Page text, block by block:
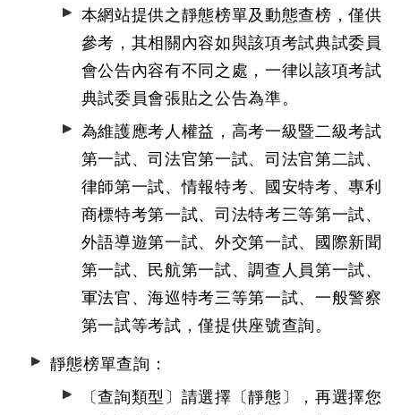
本網站提供之靜態榜單及動態查榜，僅供
參考，其相關內容如與該項考試典試委員
會公告內容有不同之處，一律以該項考試
典試委員會張貼之公告為準。
為維護應考人權益，高考一級暨二級考試
第一試、司法官第一試、司法官第二試、
律師第一試、情報特考、國安特考、專利
商標特考第一試、司法特考三等第一試、
外語導遊第一試、外交第一試、國際新聞
第一試、民航第一試、調查人員第一試、
軍法官、海巡特考三等第一試、一般警察
第一試等考試，僅提供座號查詢。
靜態榜單查詢：
〔查詢類型〕請選擇〔靜態〕，再選擇您